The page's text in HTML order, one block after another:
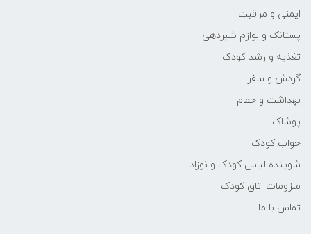
ایمنی و مراقبت
پستانک و لوازم شیردهی
تغذیه و رشد کودک
گردش و سفر
بهداشت و حمام
پوشاک
خواب کودک
شوینده لباس کودک و نوزاد
ملزومات اتاق کودک
تماس با ما